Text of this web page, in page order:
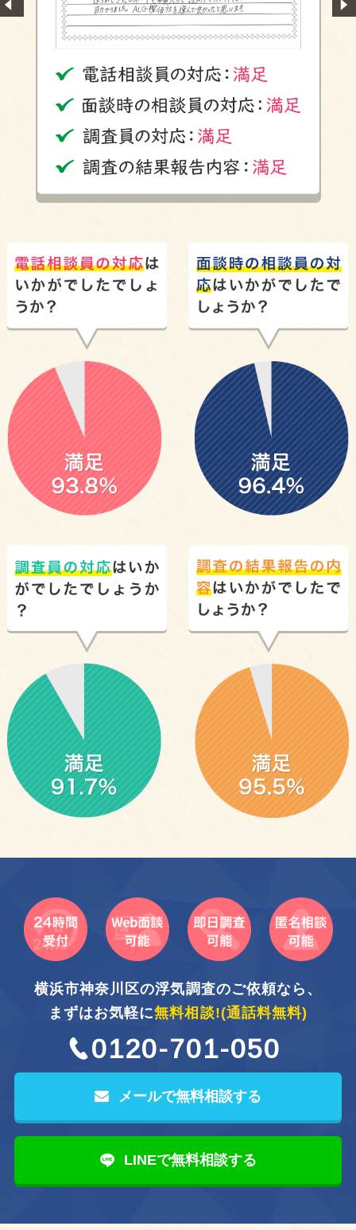
横浜市神奈川区の浮気調査のご依頼なら、
まずはお気軽に無料相談!(通話料無料)
0120-701-050
メールで無料相談する
LINEで無料相談する